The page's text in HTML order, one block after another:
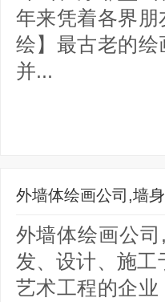
年来凭着各界
绘】最古老的
并...
外墙体绘画公司,墙
外墙体绘画公
发、设计、施
艺术工程的企